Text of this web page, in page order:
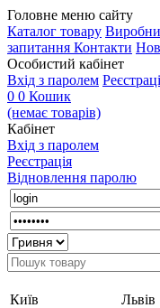
Головне меню сайту
Каталог товару
запитання Контакти
Особистий кабінет
Вхід з паролем
0 0 Кошик
(немає товарів)
Кабінет
Вхід з паролем
Реєстрація
Відновлення паролю
Київ
Львів